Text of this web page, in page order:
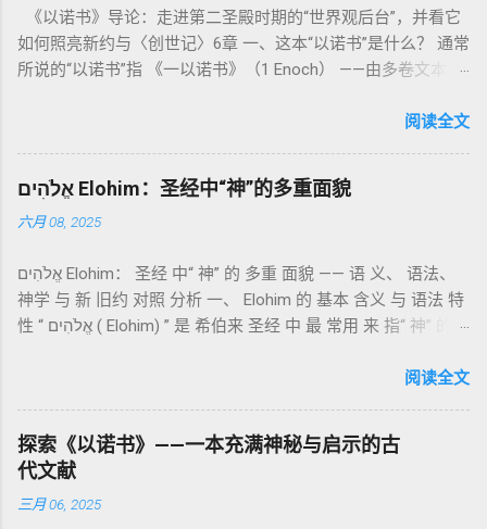
中活出“圣洁”。圣洁不仅是内心态度，更是生活方式。 二、献
祭制度：与神相交的通道 前七章详细描述五种祭： 燔祭
（olah）：全然献上，象征奉献与赎罪； 素祭 （minchah）：
团契的象征； 赎罪祭 （chatat）：针对无意之罪的遮盖； 赎愆
祭 （asham）：针对特定罪行的赔偿与赎回。 这些制度不是单
纯宗教仪式，而是 神提供给罪人恢复关系的方式 。 希伯来文
祂的子民得洁净并维系同在。 三、祭司制度与敬拜秩序 亚伦与
记》强调他们的洁净、服饰、行为都必须与神的圣洁相称。 祭
司是 圣所的看守者、律法的教导者与百姓的代求者 。他们的失
败（如拿答与亚比户擅献凡火）立刻带来神的审判（利10
限 第11–15章讲述关于食物、疾病（如大麻风）、体液等“洁净
与不洁”的律例。其目的不是为了迷信或隔离，而是建立 圣洁与
秩序感 ，帮助以色列人活在神的同在中。 “洁净”不是等同于“无
罪”，而是不妨碍与神交往的状态。圣所是神居住之地，进入必
16章描述每年一次的“赎罪日”（Yom Kippur），大祭司进入至
《以诺书》导论：走进第二圣殿时期的“世界观后台”，并看它
如何照亮新约与〈创世记〉6章 一、这本“以诺书”是什么？ 通常
所说的“以诺书”指 《一以诺书》（1 Enoch） ——由多卷文本构
世纪），虽不在犹太/基督教主流正典之内（ 埃塞俄比亚正教
吉兹语（埃塞俄比亚语） 保存， 死海古卷 出土了多份 阿拉姆
语 残卷，另有 希腊文 片段，显示其广泛流传。 《一以诺书》
大体由五部分组成（作者与年代各异）： 《守望者之书》（1–
通婚、巨人（尼非利人）的出现，以及神对其囚禁与审判。
《比喻/相似喻之书》（37–71） ：频繁出现“ 那位人子/拣选
者/义者 ”，刻画末世审判与王权。 《天文之书》（72–82） ：
：以异象回顾以色列史并预示末世。 《以诺书信》（91–108）
：智慧训诫、“祸哉”、义人与恶人的结局等。 提示：另有《二
以诺书》（斯拉夫文）与《三以诺书》（希伯来文），属更晚
期以诺传统，不等同于《一以诺书》。 二、为什么重要？——
它是新约作者与读者共享的“语境词典” 1）新约中的直接/间接
呼应 犹大书14–15 几乎逐字引 1 Enoch 1:9（“主带着千万圣者
阅读全文
אֱלֹהִים Elohim：圣经中“神”的多重面貌
六月 08, 2025
אֱלֹהִים Elohim： 圣经 中“ 神” 的 多重 面貌 —— 语 义、 语法、
神学 与 新 旧约 对照 分析 一、 Elohim 的 基本 含义 与 语法 特
性 “ אֱלֹהִים ( Elohim) ” 是 希伯来 圣经 中 最 常用 来 指“ 神” 的
者”。 ✦ 语法 现象： Elohim 是 一个 复数 形式 （“- im” 后
世 记 1: 1）； 在 其他 语 境 中也 可 用于 复数 意义， 如 指 多
神、 属 灵 存在、 审判 官 等； 因此， 需 借助 上下文 判断 语
义 和 神学 定位 。 二、 希伯来 圣经 中 Elohim 的 主要 用法 与
示例 分类 类型 用法 说明 示例 经文 含义 1. 真神 指 以色列 的
阅读全文
探索《以诺书》——一本充满神秘与启示的古
代文献
三月 06, 2025